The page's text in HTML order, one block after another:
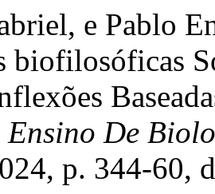
e Pablo
biofilosóficas
Ensino De
p. 344-60,